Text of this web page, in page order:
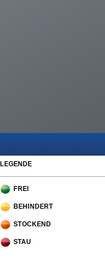
LEGENDE
FREI
BEHINDERT
STOCKEND
STAU